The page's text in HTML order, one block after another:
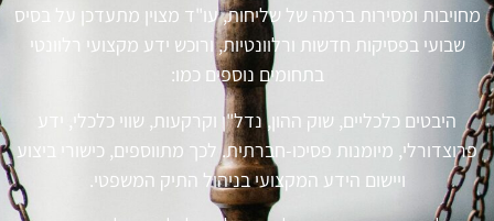
מחויבות ומסירות ברמה של שליחות, עו"ד מצוין מתעדכן על בסיס
שבועי בפסיקות חדשות ורלוונטיות, ורוכש ידע מקצועי רלוונטי
בתחומים נוספים כמו:
היבטים כלכליים, שוק ההון, נדל"ן וקרקעות, שווי כלכלי, ידע
פרוצדורלי, מיומנות פסיכו-חברתית. לכך מתווספים, כישורי ביצוע
ויישום הידע המקצועי בניהול התיק המשפטי.